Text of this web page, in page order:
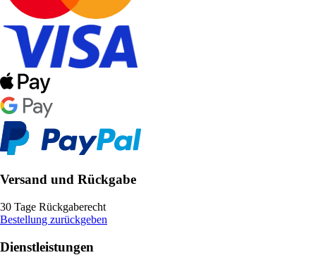
Versand und Rückgabe
30 Tage Rückgaberecht
Bestellung zurückgeben
Dienstleistungen